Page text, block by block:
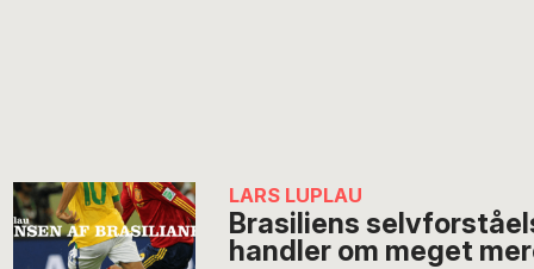
LARS LUPLAU
Brasiliens
handler om meget